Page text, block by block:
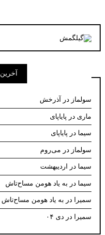
سولماز در آذرخش
ماری در پایاپای
سیما در پایاپای
سولماز در می‌روم
سیما در اردیبهشت
سیما در به یاد هومن مساح‌تاش
سمیرا در به یاد هومن مساح‌تاش
سمیرا دردی ۰۴